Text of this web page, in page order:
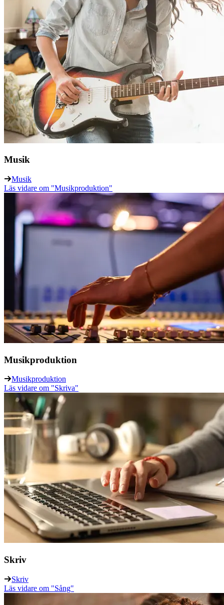
Musik
Musik
Läs vidare om "Musikproduktion"
Musikproduktion
Musikproduktion
Läs vidare om "Skriva"
Skriv
Skriv
Läs vidare om "Sång"